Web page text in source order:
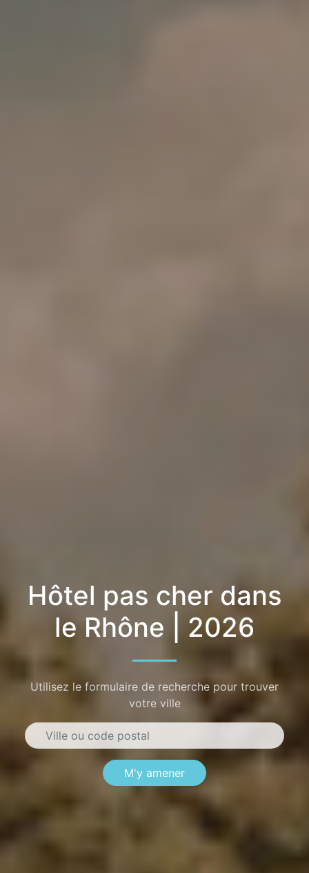
Hôtel pas cher dans
le Rhône | 2026
Utilisez le formulaire de recherche pour trouver
votre ville
M'y amener